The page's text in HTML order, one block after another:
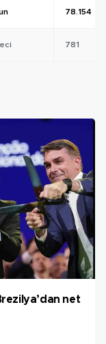
78.154
781
net